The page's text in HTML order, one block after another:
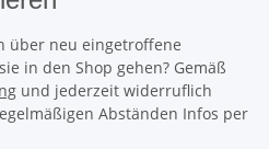
über neu eingetroffene
in den Shop gehen? Gemäß
und jederzeit widerruflich
Abständen Infos per